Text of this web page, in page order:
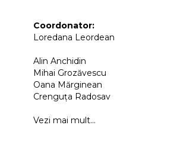
Coordonator:
Loredana Leordean
Alin Anchidin
Mihai Grozăvescu
Oana Mărginean
Crenguța Radosav
Vezi mai mult...